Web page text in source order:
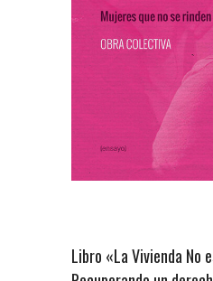
Libro «La Vivienda No